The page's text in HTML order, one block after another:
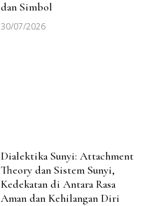
dan Simbol
30/07/2026
Dialektika Sunyi: Attachment
Theory dan Sistem Sunyi,
Kedekatan di Antara Rasa
Aman dan Kehilangan Diri